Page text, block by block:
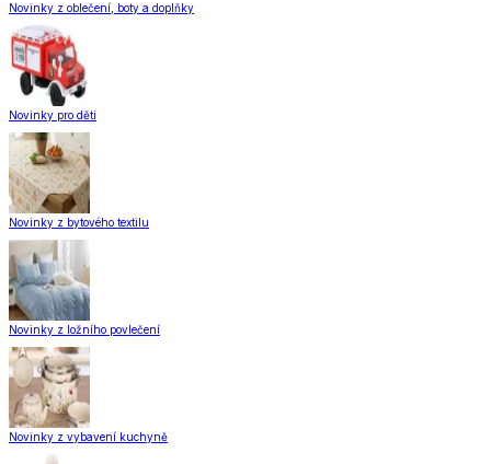
Novinky z oblečení, boty a doplňky
Novinky pro děti
Novinky z bytového textilu
Novinky z ložního povlečení
Novinky z vybavení kuchyně